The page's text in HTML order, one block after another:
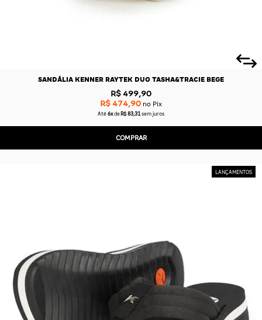
SANDÁLIA KENNER RAYTEK DUO TASHA&TRACIE BEGE
R$ 499,90
R$ 474,90 no Pix
Até 6x de R$ 83,31sem juros
COMPRAR